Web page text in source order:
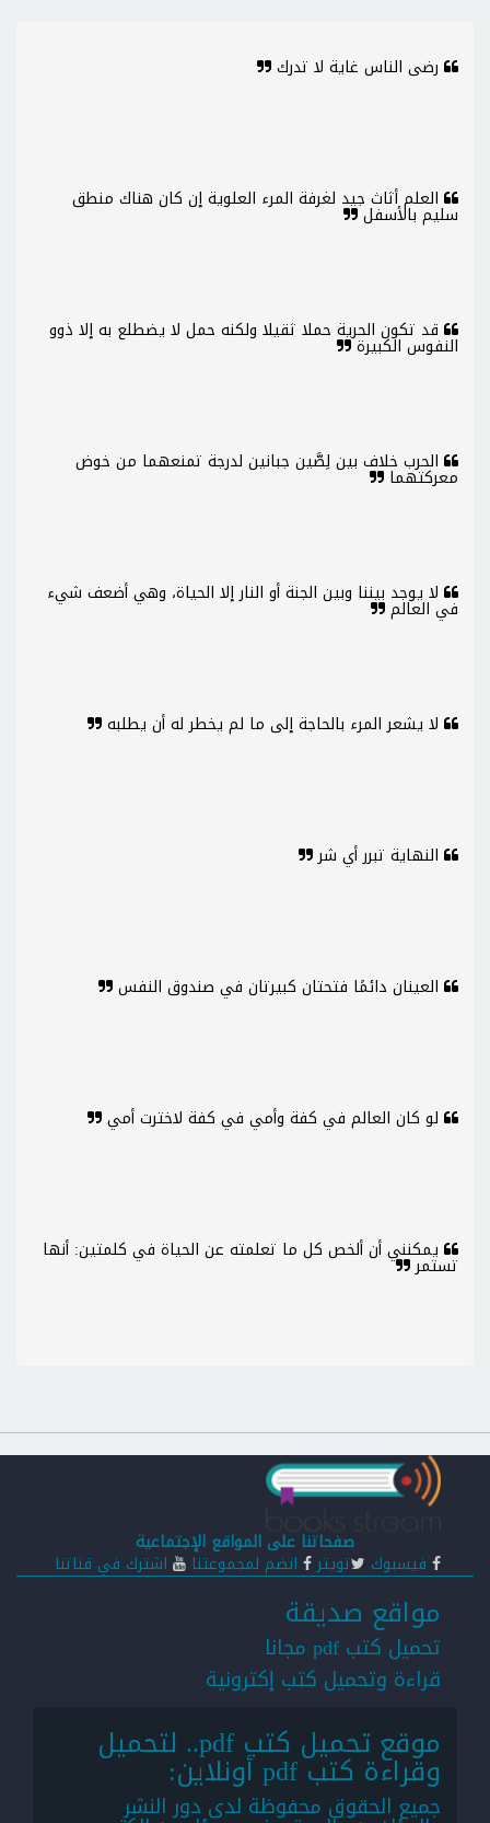
رضى الناس غاية لا تدرك
العلم أثاث جيد لغرفة المرء العلوية إن كان هناك منطق
سليم بالأسفل
قد تكون الحرية حملا ثقيلا ولكنه حمل لا يضطلع به إلا ذوو
النفوس الكبيرة
الحرب خلاف بين لِصَّين جبانين لدرجة تمنعهما من خوض
معركتهما
لا يوجد بيننا وبين الجنة أو النار إلا الحياة، وهي أضعف شيء
في العالم
لا يشعر المرء بالحاجة إلى ما لم يخطر له أن يطلبه
النهاية تبرر أي شر
العينان دائمًا فتحتان كبيرتان في صندوق النفس
لو كان العالم في كفة وأمي في كفة لاخترت أمي
يمكنني أن ألخص كل ما تعلمته عن الحياة في كلمتين: أنها
تستمر
صفحاتنا على المواقع الإجتماعية
فيسبوك تويتر انضم لمجموعتنا اشترك في قناتنا
مواقع صديقة
تحميل كتب pdf مجانا
قراءة وتحميل كتب إكترونية
موقع تحميل كتب pdf.. لتحميل
وقراءة كتب pdf أونلاين:
جميع الحقوق محفوظة لدى دور النشر